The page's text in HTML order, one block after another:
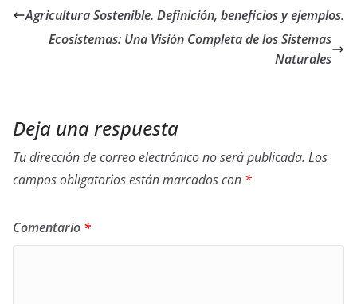
b
o
er sA
p
dI
n
di
t
p
ar
Agricultura Sostenible. Definición, beneficios y ejemplos.
Ecosistemas: Una Visión Completa de los Sistemas
Naturales
Deja una respuesta
Tu dirección de correo electrónico no será publicada. Los
campos obligatorios están marcados con *
Comentario *